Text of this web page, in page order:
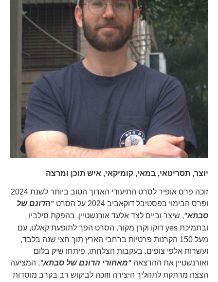
יוצר, תסריטאי, במאי, קומיקאי, איש תוכן ומרצה
זוכה פרס אופיר לסרט התיעודי הארוך הטוב ביותר לשנת 2024
ופרס הבימוי בפסטיבל דוקאביב 2024 על הסרט
"הדונם של
סבתא", שיצר וביים לצד אלעד אורנשטיין, בהפקת סילביו
ובתמיכת yes דוקו וקרן מקור. הסרט הפך לתופעת קאלט, עם
מעל 150 הקרנות פרטיות ברחבי הארץ תוך חצי שנה בלבד,
ועשרות אלפי צופים. בעקבות הצלחתו, פיתחו שיק בלום
ואורנשטיין את ההרצאה "מאחורי הדונם של סבתא", המציעה
הצצה מרתקת לתהליך היצירה וזוכה לביקוש רב בקרב מוסדות